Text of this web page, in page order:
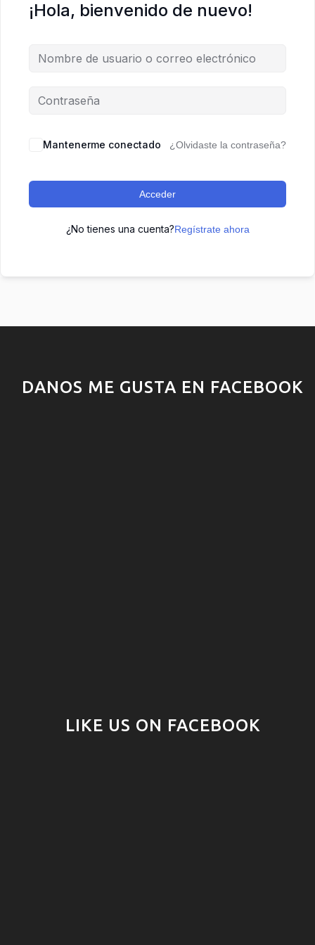
¡Hola, bienvenido de nuevo!
Mantenerme conectado ¿Olvidaste la contraseña?
Acceder
¿No tienes una cuenta?Regístrate ahora
DANOS ME GUSTA EN FACEBOOK
LIKE US ON FACEBOOK